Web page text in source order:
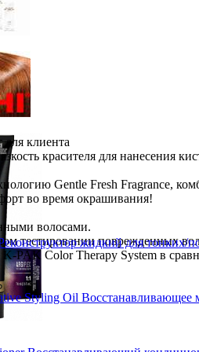
клиента
красителя для нанесения
Gentle Fresh Fragrance,
во время окрашивания!
волосами.
тестировании поврежденных
K-PAK Color Therapy System в
жидкий для тонких/
Styling Oil Восстанавливающее